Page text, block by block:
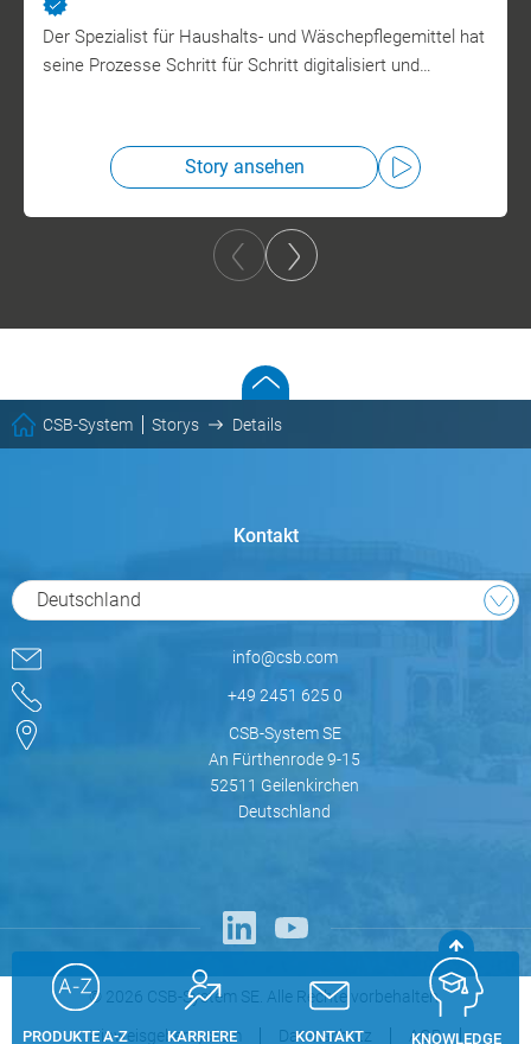
PRODUKTE A-Z KARRIERE KONTAKT KNOWLEDGE
Der Spezialist für Haushalts- und Wäschepflegemittel hat
seine Prozesse Schritt für Schritt digitalisiert und…
Story ansehen
CSB-System Storys Details
Kontakt
Deutschland
info@csb.com
+49 2451 625 0
CSB-System SE
An Fürthenrode 9-15
52511 Geilenkirchen
Deutschland
© 2026 CSB-System SE. Alle Rechte vorbehalten.
Hinweisgebersystem Datenschutz
AGB